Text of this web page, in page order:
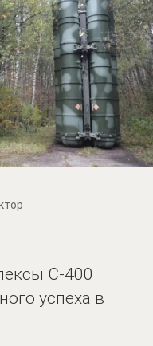
С-400
успеха в